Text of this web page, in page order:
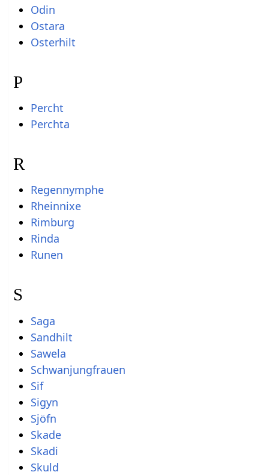
Odin
Ostara
Osterhilt
P
Percht
Perchta
R
Regennymphe
Rheinnixe
Rimburg
Rinda
Runen
S
Saga
Sandhilt
Sawela
Schwanjungfrauen
Sif
Sigyn
Sjöfn
Skade
Skadi
Skuld